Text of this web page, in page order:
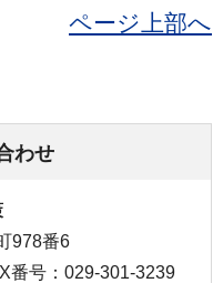
ページ上部へ
わせ
978番6
番号：029-301-3239